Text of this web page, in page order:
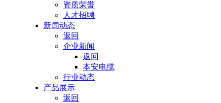
资质荣誉
人才招聘
新闻动态
返回
企业新闻
返回
本安电缆
行业动态
产品展示
返回